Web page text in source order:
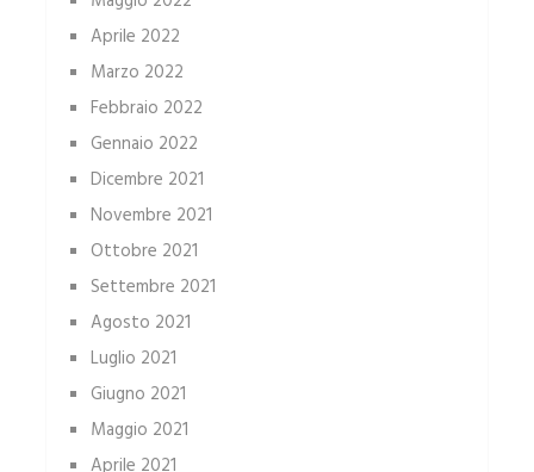
Aprile 2022
Marzo 2022
Febbraio 2022
Gennaio 2022
Dicembre 2021
Novembre 2021
Ottobre 2021
Settembre 2021
Agosto 2021
Luglio 2021
Giugno 2021
Maggio 2021